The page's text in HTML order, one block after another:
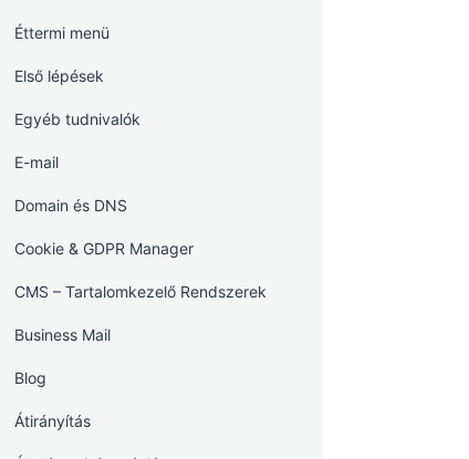
Éttermi menü
Első lépések
Egyéb tudnivalók
E-mail
Domain és DNS
Cookie & GDPR Manager
CMS – Tartalomkezelő Rendszerek
Business Mail
Blog
Átirányítás